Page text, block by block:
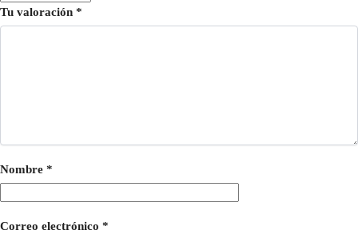
Tu valoración *
Nombre *
Correo electrónico *